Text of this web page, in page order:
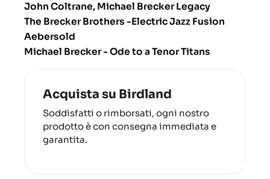
John Coltrane, Michael Brecker Legacy
The Brecker Brothers -Electric Jazz Fusion
Aebersold
Michael Brecker - Ode to a Tenor Titans
Acquista su Birdland
Soddisfatti o rimborsati, ogni nostro
prodotto è con consegna immediata e
garantita.